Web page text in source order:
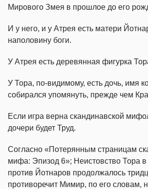
Мирового Змея в прошлое до его
И у него, и у Атрея есть матери
наполовину боги.
У Атрея есть деревянная фигурка
У Тора, по-видимому, есть дочь, имя
собирался упомянуть, прежде чем
Если игра верна скандинавской
дочери будет Труд.
Согласно «Потерянным страницам
мифа: Эпизод 6»; Неистовство Тора
против Йотнаров продолжалось
противоречит Мимир, по его словам,